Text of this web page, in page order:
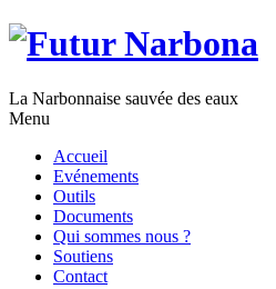
La Narbonnaise sauvée des eaux
Menu
Accueil
Evénements
Outils
Documents
Qui sommes nous ?
Soutiens
Contact